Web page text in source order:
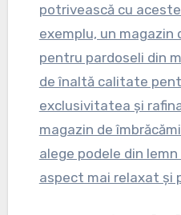
potrivească cu
exemplu, un magazin
pentru pardoseli din
de înaltă calitate
exclusivitatea și
magazin de
alege podele din
aspect mai relaxat și